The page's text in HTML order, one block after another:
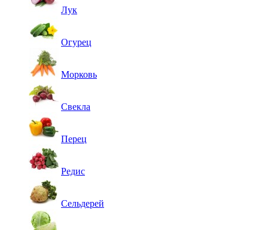
Лук
Огурец
Морковь
Свекла
Перец
Редис
Сельдерей